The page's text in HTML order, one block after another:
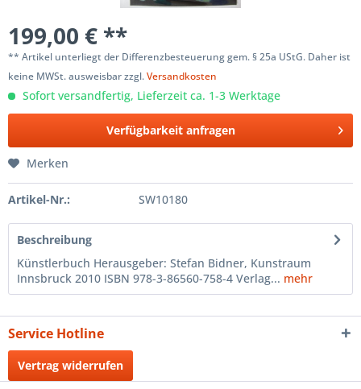
199,00 € **
** Artikel unterliegt der Differenzbesteuerung gem. § 25a UStG. Daher ist
keine MWSt. ausweisbar zzgl.Versandkosten
Sofort versandfertig, Lieferzeit ca. 1-3 Werktage
Verfügbarkeit anfragen
Merken
Artikel-Nr.: SW10180
Beschreibung
Künstlerbuch Herausgeber: Stefan Bidner, Kunstraum
Innsbruck 2010 ISBN 978-3-86560-758-4 Verlag... mehr
Service Hotline
Vertrag widerrufen